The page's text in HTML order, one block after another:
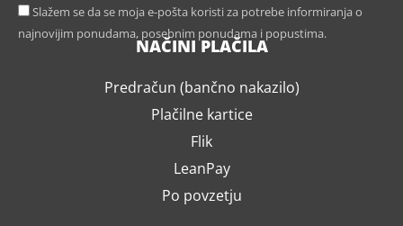
Slažem se da se moja e-pošta koristi za potrebe informiranja o
najnovijim ponudama, posebnim ponudama i popustima.
NAČINI PLAČILA
Predračun (bančno nakazilo)
Plačilne kartice
Flik
LeanPay
Po povzetju